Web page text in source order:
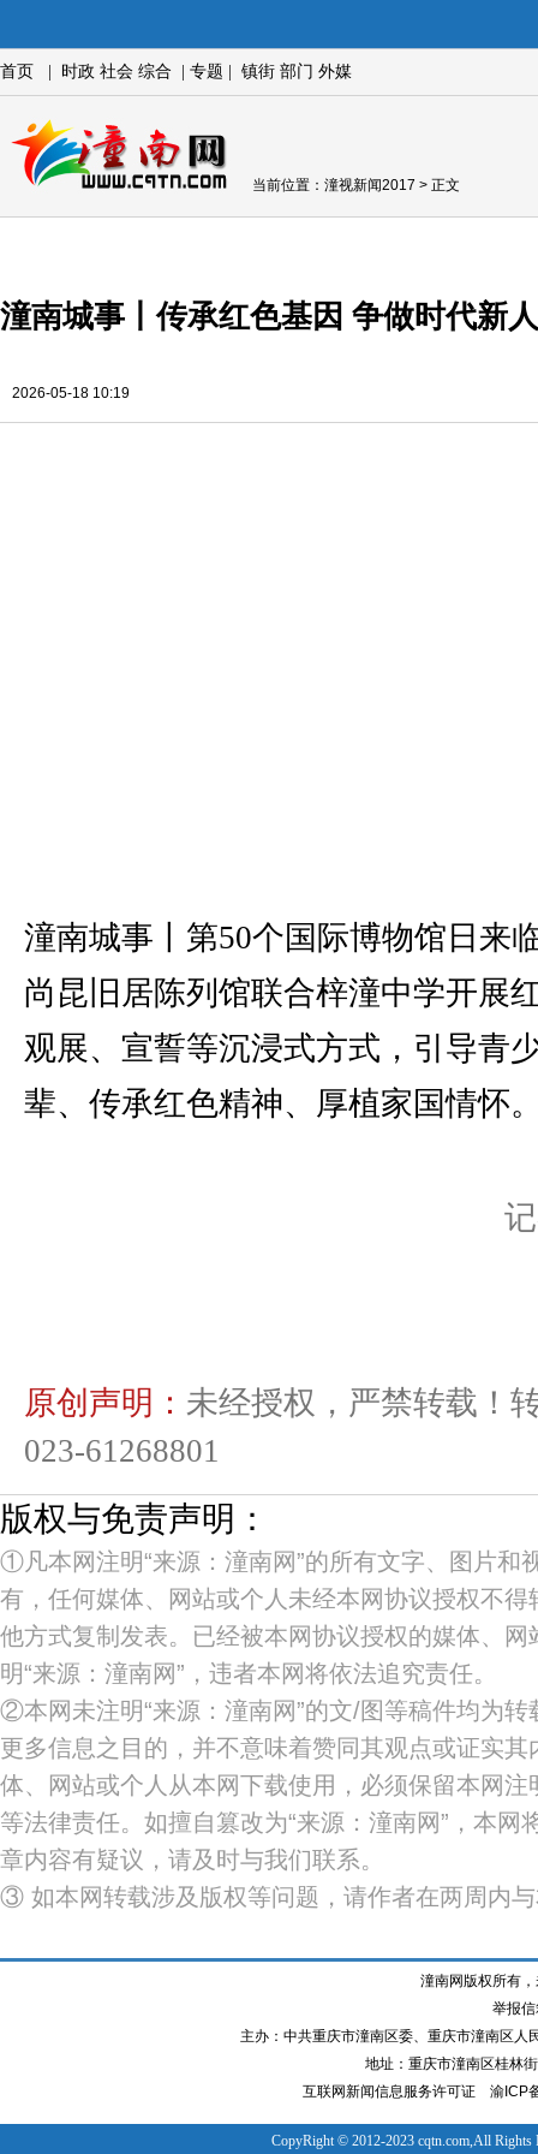
首页 时政 社会 综合 专题 镇街 部门 外媒
当前位置： 潼视新闻2017 > 正文
潼南城事丨传承红色基因 争做时代新人
2026-05-18 10:19
潼南城事丨第50个国际博物馆日来
尚昆旧居陈列馆联合梓潼中学开展
观展、宣誓等沉浸式方式，引导青
辈、传承红色精神、厚植家国情怀
原创声明： 未经授权，严禁转载！
023-61268801
版权与免责声明：
①凡本网注明“来源：潼南网”的所有文字、图片和
有，任何媒体、网站或个人未经本网协议授权不
他方式复制发表。已经被本网协议授权的媒体、
明“来源：潼南网”，违者本网将依法追究责任。
②本网未注明“来源：潼南网”的文/图等稿件均为
更多信息之目的，并不意味着赞同其观点或证实
体、网站或个人从本网下载使用，必须保留本网注
等法律责任。如擅自篡改为“来源：潼南网”，本网
章内容有疑议，请及时与我们联系。
③ 如本网转载涉及版权等问题，请作者在两周内
潼南网版权所有
举报
主办：中共重庆市潼南区委、重庆市潼南区
地址：重庆市潼南区桂林
互联网新闻信息服务许可证
渝ICP
CopyRight © 2012-2023 cqtn.com,All Rights